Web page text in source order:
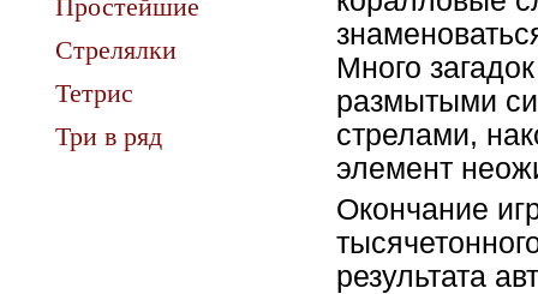
Простейшие
Стрелялки
Тетрис
Три в ряд
Много
размытыми
стрелами,
элемент
Окончание
результата